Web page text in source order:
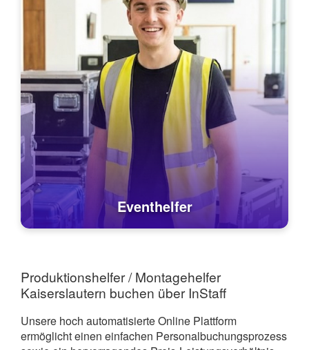
Eventhelfer
Produktionshelfer / Montagehelfer
Kaiserslautern buchen über InStaff
Unsere hoch automatisierte Online Plattform
ermöglicht einen einfachen Personalbuchungsprozess